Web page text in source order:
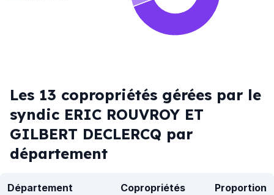
Les 13 copropriétés gérées par le
syndic ERIC ROUVROY ET
GILBERT DECLERCQ par
département
Département Copropriétés Proportion